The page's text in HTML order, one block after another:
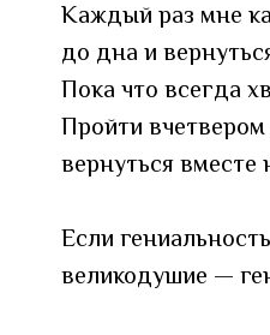
Каждый раз мне
до дна и
Пока что всегда
Пройти вчетвером
вернуться вместе
Если
великодушие —